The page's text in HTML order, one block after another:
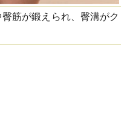
筋が鍛えられ、臀溝がク